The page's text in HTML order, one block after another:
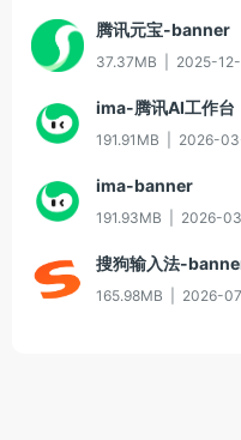
腾讯元宝-banner
37.37MB 2025-12-
ima-腾讯AI工作台
191.91MB 2026-
ima-banner
191.93MB 2026-
搜狗输入法-
165.98MB 2026-